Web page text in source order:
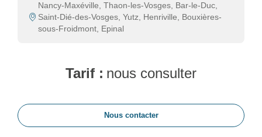
Nancy-Maxéville, Thaon-les-Vosges, Bar-le-Duc,
Saint-Dié-des-Vosges, Yutz, Henriville, Bouxières-
sous-Froidmont, Epinal
Tarif : nous consulter
Nous contacter